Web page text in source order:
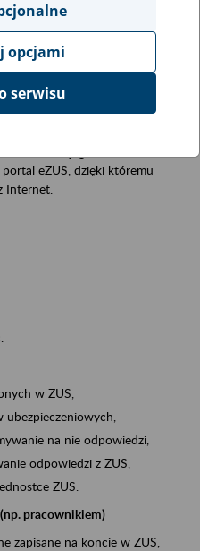
ZUS eZUS
eZUS, dzięki któremu
Internet.
w ZUS,
ubezpieczeniowych,
na nie odpowiedzi,
odpowiedzi z ZUS,
ZUS.
pracownikiem)
zapisane na koncie w ZUS,
opcjami
serwisu